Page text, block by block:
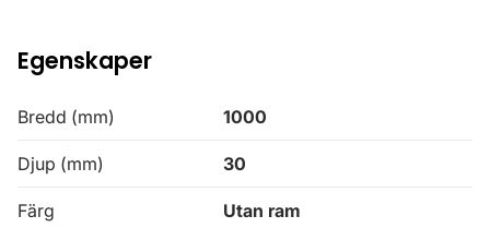
Egenskaper
Bredd (mm) 1000
Djup (mm) 30
Färg Utan ram